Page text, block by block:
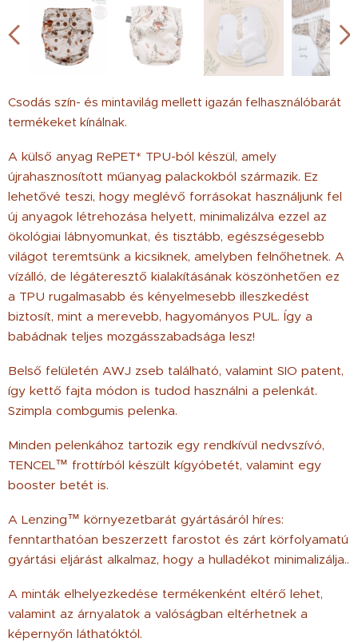
Csodás szín- és mintavilág mellett igazán felhasználóbarát
termékeket kínálnak.
A külső anyag RePET* TPU-ból készül, amely
újrahasznosított műanyag palackokból származik. Ez
lehetővé teszi, hogy meglévő forrásokat használjunk fel
új anyagok létrehozása helyett, minimalizálva ezzel az
ökológiai lábnyomunkat, és tisztább, egészségesebb
világot teremtsünk a kicsiknek, amelyben felnőhetnek. A
vízálló, de légáteresztő kialakításának köszönhetően ez
a TPU rugalmasabb és kényelmesebb illeszkedést
biztosít, mint a merevebb, hagyományos PUL. Így a
babádnak teljes mozgásszabadsága lesz!
Belső felületén AWJ zseb található, valamint SIO patent,
így kettő fajta módon is tudod használni a pelenkát.
Szimpla combgumis pelenka.
Minden pelenkához tartozik egy rendkívül nedvszívó,
TENCEL™ frottírból készült kígyóbetét, valamint egy
booster betét is.
A Lenzing™ környezetbarát gyártásáról híres:
fenntarthatóan beszerzett farostot és zárt körfolyamatú
gyártási eljárást alkalmaz, hogy a hulladékot minimalizálja..
A minták elhelyezkedése termékenként eltérő lehet,
valamint az árnyalatok a valóságban eltérhetnek a
képernyőn láthatóktól.